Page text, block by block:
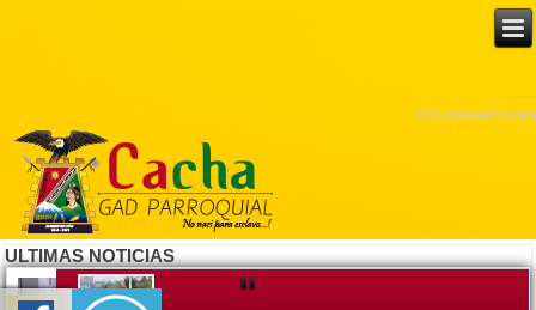
ProCurbAppealConcrete
ULTIMAS NOTICIAS